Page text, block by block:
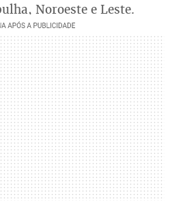
Noroeste e Leste.